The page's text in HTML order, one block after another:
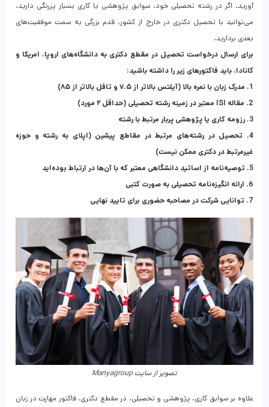
آورید. اگر در رشته تحصیلی خود، سوابق پژوهشی یا کاری بسیار پررنگی دارید،
می‌توانید با تحصیل دکتری در خارج از کشور، قدم بزرگی به سمت موفقیت‌های
بعدی بردارید.
برای ارسال درخواست تحصیل در مقطع دکتری به دانشگاه‌های اروپا، امریکا و
کانادا، باید فاکتورهای زیر را داشته باشید:
1. مدرک زبان با نمره بالا (آیلتس بالاتر از ۷.۵ و تافل بالاتر از ۸۵)
2. مقاله ISI معتبر در زمینه رشته تحصیلی (حداقل ۲ مورد)
3. رزومه کاری یا پژوهشی پربار مرتبط با رشته
4. تحصیل در رشته‌های مرتبط در مقاطع پیشین (اپلای به رشته و حوزه
غیرمرتبط در دکتری ممکن نیست)
5. توصیه‌نامه از اساتید دانشگاهی معتبر که با آن‌ها در ارتباط بوده‌اید
6. ارائه انگیزه‌نامه تحصیلی به صورت کتبی
7. توانایی شرکت در مصاحبه حضوری برای تایید نهایی
تصویر از سایت Manyagroup
علاوه بر سوابق کاری، پژوهشی و تحصیلی، در مقطع دکتری، فاکتور مهارت در زبان